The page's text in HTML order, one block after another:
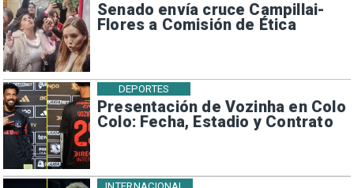
Senado envía cruce Campillai-
Flores a Comisión de Ética
Presentación de Vozinha en Colo
Colo: Fecha, Estadio y Contrato
DEPORTES